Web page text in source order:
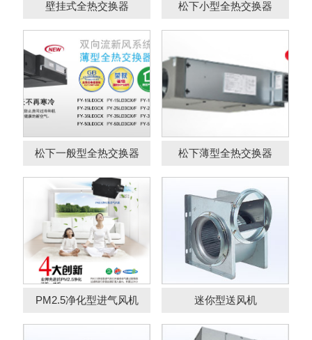
壁挂式全热交换器 松下小型全热交换器
松下一般型全热交换器 松下薄型全热交换器
PM2.5净化型进气风
机
PM2.5净化型进气风机
迷你型送风机
迷你型送风机
松下多孔静音风机 松下耐湿型送风机